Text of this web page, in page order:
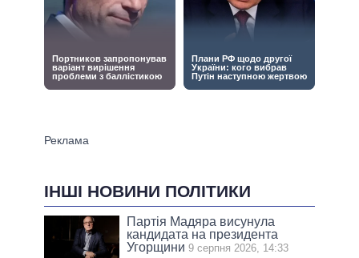
ІНШІ НОВИНИ ПОЛІТИКИ
Партія Мадяра висунула
кандидата на президента
Угорщини 9 серпня 2026, 14:33